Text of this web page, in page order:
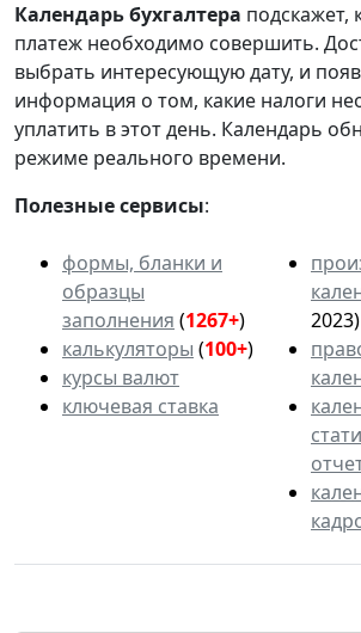
Календарьбухгалтера подскажет,
платеж необходимо совершить.
выбрать интересующую дату, и
информация о том, какие налоги
уплатить в этот день. Календарь
режиме реального времени.
Полезные сервисы:
формы, бланки и
образцы
заполнения (1267+)
калькуляторы (100+)
курсы валют
ключевая ставка
2023)